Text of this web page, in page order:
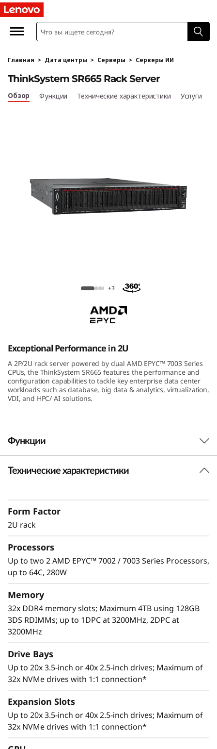
T
h
n
k
R
a
k
e
e
Главная > Дата центры > Серверы > Серверы ИИ
ThinkSystem SR665 Rack Server
ThinkSystem SR665 Rack Server
Обзор Функции Технические характеристики Услуги
+3
Exceptional Performance in 2U
A 2P/2U rack server powered by dual AMD EPYC™ 7003 Series
CPUs, the ThinkSystem SR665 features the performance and
configuration capabilities to tackle key enterprise data center
workloads such as database, big data & analytics, virtualization,
VDI, and HPC/ AI solutions.
Функции
Непревзойденная производительность
программно-определяемых рабочих нагрузок,
предъявляемыми современными дата-
центрами к постоянному расширению
возможностей и повышению
эффективное использование серверов и
сокращение количества узких мест благодаря
128 процессорным ядрам двух процессоров
Технические характеристики
Form Factor
2U rack
Processors
Up to two 2 AMD EPYC™ 7002 / 7003 Series Processors,
up to 64C, 280W
Memory
32x DDR4 memory slots; Maximum 4TB using 128GB
3DS RDIMMs; up to 1DPC at 3200MHz, 2DPC at
3200MHz
Drive Bays
Up to 20x 3.5-inch or 40x 2.5-inch drives; Maximum of
32x NVMe drives with 1:1 connection*
Expansion Slots
Up to 20x 3.5-inch or 40x 2.5-inch drives; Maximum of
32x NVMe drives with 1:1 connection*